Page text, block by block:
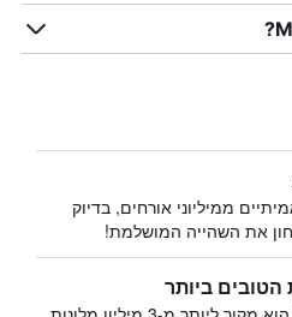
ממיליוני אורחים, בדיוק
את השהייה המושלמת!
הטובים ביותר